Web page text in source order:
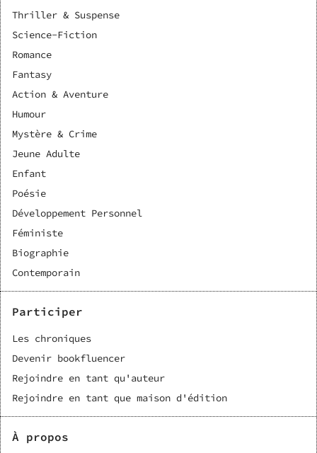
Thriller & Suspense
Science-Fiction
Romance
Fantasy
Action & Aventure
Humour
Mystère & Crime
Jeune Adulte
Enfant
Poésie
Développement Personnel
Féministe
Biographie
Contemporain
Participer
Les chroniques
Devenir bookfluencer
Rejoindre en tant qu'auteur
Rejoindre en tant que maison d'édition
À propos